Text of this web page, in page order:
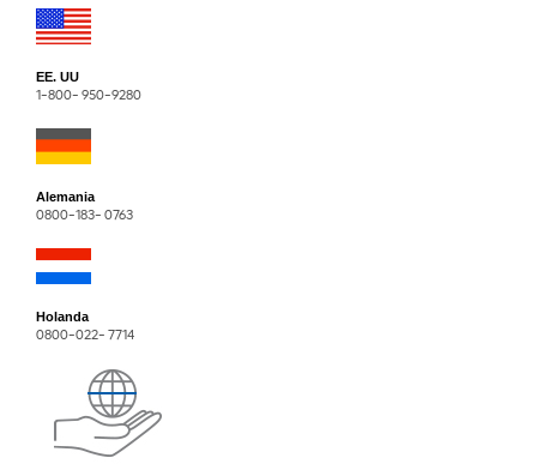
EE. UU
1-800- 950-9280
Alemania
0800-183- 0763
Holanda
0800-022- 7714